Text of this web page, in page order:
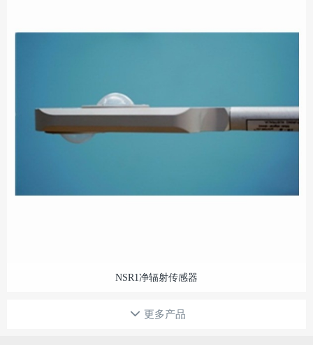
NSR1净辐射传感器
更多产品